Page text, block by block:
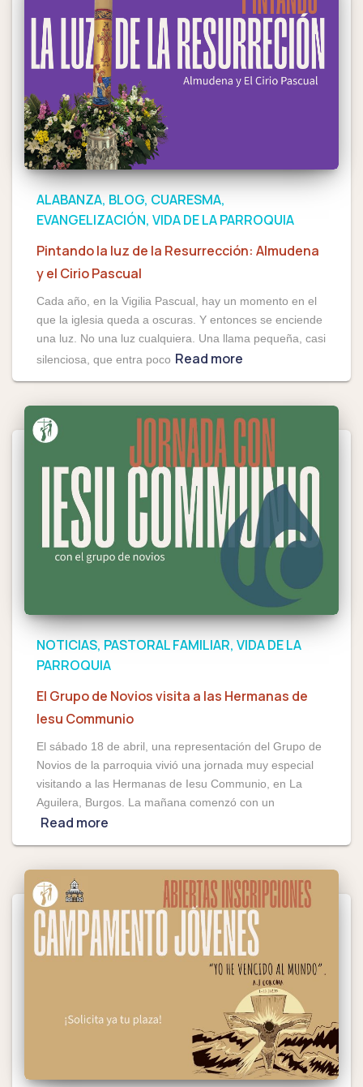
ALABANZA BLOG CUARESMA
EVANGELIZACIÓN VIDA DE LA PARROQUIA
Pintando la luz de la Resurrección: Almudena
y el Cirio Pascual
Cada año, en la Vigilia Pascual, hay un momento en el
que la iglesia queda a oscuras. Y entonces se enciende
una luz. No una luz cualquiera. Una llama pequeña, casi
silenciosa, que entra poco Read more
NOTICIAS PASTORAL FAMILIAR VIDA DE LA
PARROQUIA
El Grupo de Novios visita a las Hermanas de
Iesu Communio
El sábado 18 de abril, una representación del Grupo de
Novios de la parroquia vivió una jornada muy especial
visitando a las Hermanas de Iesu Communio, en La
Aguilera, Burgos. La mañana comenzó con un
Read more